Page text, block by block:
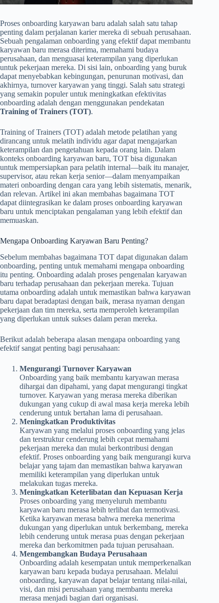
Proses onboarding karyawan baru adalah salah satu tahap
penting dalam perjalanan karier mereka di sebuah perusahaan.
Sebuah pengalaman onboarding yang efektif dapat membantu
karyawan baru merasa diterima, memahami budaya
perusahaan, dan menguasai keterampilan yang diperlukan
untuk pekerjaan mereka. Di sisi lain, onboarding yang buruk
dapat menyebabkan kebingungan, penurunan motivasi, dan
akhirnya, turnover karyawan yang tinggi. Salah satu strategi
yang semakin populer untuk meningkatkan efektivitas
onboarding adalah dengan menggunakan pendekatan
Training of Trainers (TOT).
Training of Trainers (TOT) adalah metode pelatihan yang
dirancang untuk melatih individu agar dapat mengajarkan
keterampilan dan pengetahuan kepada orang lain. Dalam
konteks onboarding karyawan baru, TOT bisa digunakan
untuk mempersiapkan para pelatih internal—baik itu manajer,
supervisor, atau rekan kerja senior—dalam menyampaikan
materi onboarding dengan cara yang lebih sistematis, menarik,
dan relevan. Artikel ini akan membahas bagaimana TOT
dapat diintegrasikan ke dalam proses onboarding karyawan
baru untuk menciptakan pengalaman yang lebih efektif dan
memuaskan.
Mengapa Onboarding Karyawan Baru Penting?
Sebelum membahas bagaimana TOT dapat digunakan dalam
onboarding, penting untuk memahami mengapa onboarding
itu penting. Onboarding adalah proses pengenalan karyawan
baru terhadap perusahaan dan pekerjaan mereka. Tujuan
utama onboarding adalah untuk memastikan bahwa karyawan
baru dapat beradaptasi dengan baik, merasa nyaman dengan
pekerjaan dan tim mereka, serta memperoleh keterampilan
yang diperlukan untuk sukses dalam peran mereka.
Berikut adalah beberapa alasan mengapa onboarding yang
efektif sangat penting bagi perusahaan:
Mengurangi Turnover Karyawan
Onboarding yang baik membantu karyawan merasa
dihargai dan dipahami, yang dapat mengurangi tingkat
turnover. Karyawan yang merasa mereka diberikan
dukungan yang cukup di awal masa kerja mereka lebih
cenderung untuk bertahan lama di perusahaan.
Meningkatkan Produktivitas
Karyawan yang melalui proses onboarding yang jelas
dan terstruktur cenderung lebih cepat memahami
pekerjaan mereka dan mulai berkontribusi dengan
efektif. Proses onboarding yang baik mengurangi kurva
belajar yang tajam dan memastikan bahwa karyawan
memiliki keterampilan yang diperlukan untuk
melakukan tugas mereka.
Meningkatkan Keterlibatan dan Kepuasan Kerja
Proses onboarding yang menyeluruh membantu
karyawan baru merasa lebih terlibat dan termotivasi.
Ketika karyawan merasa bahwa mereka menerima
dukungan yang diperlukan untuk berkembang, mereka
lebih cenderung untuk merasa puas dengan pekerjaan
mereka dan berkomitmen pada tujuan perusahaan.
Mengembangkan Budaya Perusahaan
Onboarding adalah kesempatan untuk memperkenalkan
karyawan baru kepada budaya perusahaan. Melalui
onboarding, karyawan dapat belajar tentang nilai-nilai,
visi, dan misi perusahaan yang membantu mereka
merasa menjadi bagian dari organisasi.